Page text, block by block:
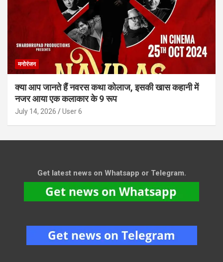
मनोरंजन
क्या आप जानते हैं नवरस कथा कोलाज, इसकी खास कहानी में
नजर आया एक कलाकार के 9 रूप
July 14, 2026 User 6
Get latest news on Whatsapp or Telegram.